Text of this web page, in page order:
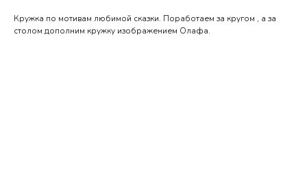
Кружка по мотивам любимой сказки. Поработаем за кругом , а за
столом дополним кружку изображением Олафа.